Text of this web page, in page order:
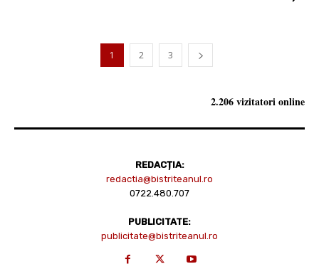
1 2 3
2.206 vizitatori online
REDACȚIA:
redactia@bistriteanul.ro
0722.480.707
PUBLICITATE:
publicitate@bistriteanul.ro